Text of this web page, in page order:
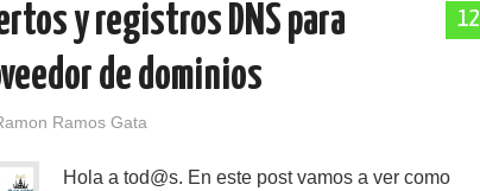
12
y registros DNS para
de dominios
Ramos Gata
Hola a tod@s. En este post vamos a ver como